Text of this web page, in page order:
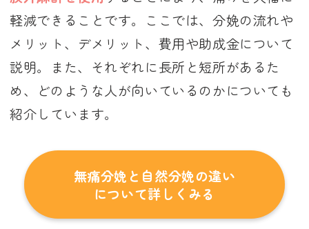
軽減できることです。ここでは、分娩の流れや
メリット、デメリット、費用や助成金について
説明。また、それぞれに長所と短所があるた
め、どのような人が向いているのかについても
紹介しています。
無痛分娩と自然分娩の違い
について詳しくみる